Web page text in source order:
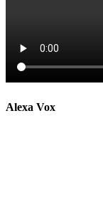
Alexa Vox